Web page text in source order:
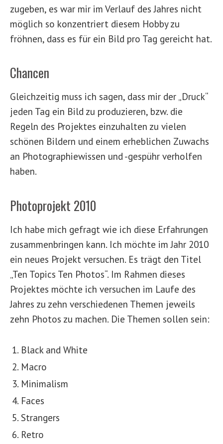
zugeben, es war mir im Verlauf des Jahres nicht
möglich so konzentriert diesem Hobby zu
fröhnen, dass es für ein Bild pro Tag gereicht hat.
Chancen
Gleichzeitig muss ich sagen, dass mir der „Druck“
jeden Tag ein Bild zu produzieren, bzw. die
Regeln des Projektes einzuhalten zu vielen
schönen Bildern und einem erheblichen Zuwachs
an Photographiewissen und -gespühr verholfen
haben.
Photoprojekt 2010
Ich habe mich gefragt wie ich diese Erfahrungen
zusammenbringen kann. Ich möchte im Jahr 2010
ein neues Projekt versuchen. Es trägt den Titel
„Ten Topics Ten Photos“. Im Rahmen dieses
Projektes möchte ich versuchen im Laufe des
Jahres zu zehn verschiedenen Themen jeweils
zehn Photos zu machen. Die Themen sollen sein:
Black and White
Macro
Minimalism
Faces
Strangers
Retro